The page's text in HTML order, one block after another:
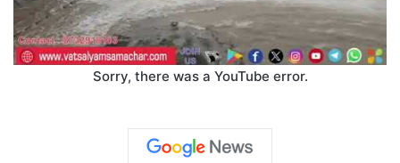
Sorry, there was a YouTube error.